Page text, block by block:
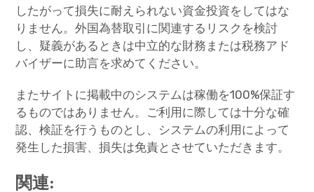
したがって損失に耐えられない資金投資をしてはな
りません。外国為替取引に関連するリスクを検討
し、疑義があるときは中立的な財務または税務アド
バイザーに助言を求めてください。
またサイトに掲載中のシステムは稼働を100%保証す
るものではありません。ご利用に際しては十分な確
認、検証を行うものとし、システムの利用によって
発生した損害、損失は免責とさせていただきます。
関連: